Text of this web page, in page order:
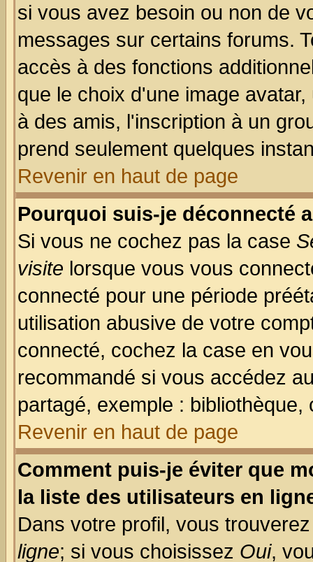
si vous avez besoin ou non de
messages sur certains forums.
accès à des fonctions
que le choix d'une image
à des amis, l'inscription à un
prend seulement quelques
Revenir en haut de page
Pourquoi suis-je déconnecté
Si vous ne cochez pas la case
visite lorsque vous vous
connecté pour une période
utilisation abusive de votre
connecté, cochez la case en
recommandé si vous accédez
partagé, exemple :
Revenir en haut de page
Comment puis-je éviter que
la liste des utilisateurs en
Dans votre profil, vous
ligne; si vous choisissez Oui,